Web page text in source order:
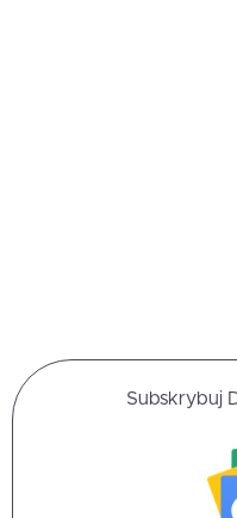
Subskrybuj